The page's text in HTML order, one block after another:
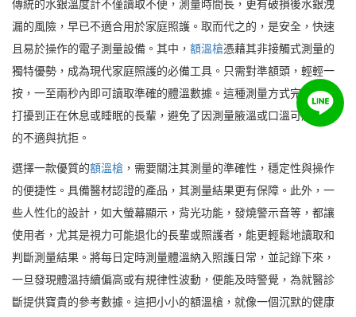
傳統的水銀溫度計不僅讀取不便，測量時間長，更有破損後水銀洩
漏的風險，早已不適合用於家庭照護。取而代之的，是安全，快速
且易於操作的電子測量設備。其中， 額溫槍憑藉其非接觸式測量的
獨特優勢，成為現代家庭照護的必備工具。只需對準額頭，輕輕一
按，一至兩秒內即可讀取準確的體溫數據。這種測量方式完全不會
打擾到正在休息或睡眠的長輩，避免了因測量腋溫或口溫可能引起
的不適與抗拒。
選擇一款優質的額溫槍 ，需要關注其測量的準確性，穩定性與操作
的便捷性。具備醫材認證的產品，其測量結果更有保障。此外，一
些人性化的設計，如大螢幕顯示，背光功能，發燒警示音等，都讓
使用者，尤其是視力可能退化的長輩或照護者，能更輕鬆地讀取和
判斷測量結果。將每日定時測量體溫納入照護日常，並記錄下來，
一旦發現體溫持續偏高或有規律性波動，便能及時警覺，為就醫診
斷提供寶貴的參考數據。這把小小的額溫槍，就像一個沉默的健康